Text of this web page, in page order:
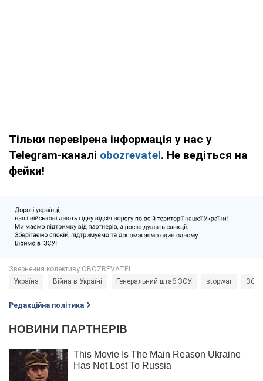
Тільки перевірена інформація у нас у
Telegram-каналі obozrevatel. Не ведіться на
фейки!
Україна Війна в Україні Генеральний штаб ЗСУ stopwar
Редакційна політика